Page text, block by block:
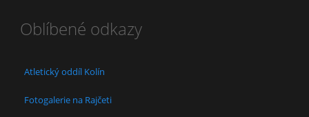
Oblíbené odkazy
Atletický oddíl Kolín
Fotogalerie na Rajčeti